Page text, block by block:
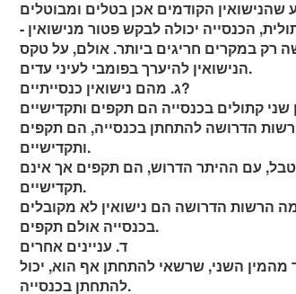
- אם הלא-קתולי מסרב להתחתן בכנסייה קתולית, הכנסייה יכולה לבקש פטור מנישואין
רק במקרים חריגים ביותר. אולם, על טקס
הנישואין להיערך בפומבי לעיני עדים.
ג. מהם נישואין כנסייתיים?
הדרושה להתחתן בכנסייה, הם תקפים
ותקדישיים.
עם ההיתר הדרוש, הם תקפים אך אינם
תקדישיים.
הרשות הדרושה הם נישואין לא מקובלים
בכנסייה אולם תקפים.
ד. עניינים אחרים
השני, שרשאי להתחתן אף הוא, יכול
להתחתן בכנסייה.